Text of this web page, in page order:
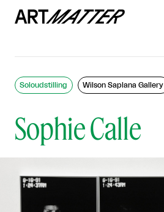
Sophie Calle
Soloudstilling Wilson Saplana Gallery